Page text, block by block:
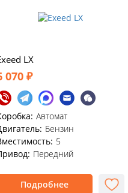
LX
070 ₽
Автомат
Бензин
5
Передний
Подробнее